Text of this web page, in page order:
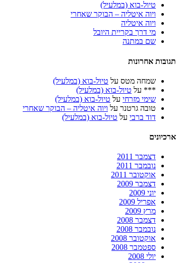
טיול-בוא (במלעיל)
ויוה איטליה – הבוקר שאחרי
ויוה איטליה
מי דרך בקריית היובל
שם במתנה
תגובות אחרונות
שמחה מטס על טיול-בוא (במלעיל)
*** על טיול-בוא (במלעיל)
שימי מזרחי על טיול-בוא (במלעיל)
טובה גרטנר על ויוה איטליה – הבוקר שאחרי
דוד ברבי על טיול-בוא (במלעיל)
ארכיונים
דצמבר 2011
נובמבר 2011
אוקטובר 2011
דצמבר 2009
יוני 2009
אפריל 2009
מרץ 2009
דצמבר 2008
נובמבר 2008
אוקטובר 2008
ספטמבר 2008
יולי 2008